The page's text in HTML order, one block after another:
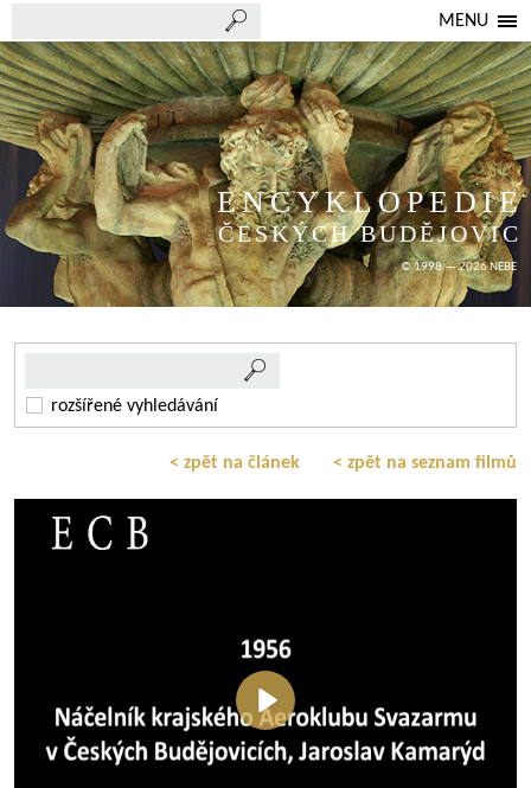
MENU
ENCYKLOPEDIE
ČESKÝCH BUDĚJOVIC
© 1998 — 2026 NEBE
rozšířené vyhledávání
< zpět na článek < zpět na seznam filmů
Přehrát